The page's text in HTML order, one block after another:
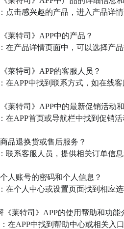
莱特司》APP中的产品？
莱特司》APP的客服人员？
莱特司》APP中的最新促销活动
品退换货或售后服务？
人账号的密码和个人信息？
《莱特司》APP的使用帮助和功能
式：在APP中找到帮助中心或相关